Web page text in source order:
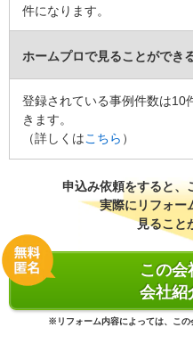
件になります。
ホームプロで見ることができ
登録されている事例件数は10
きます。
（詳しくはこちら ）
申込み依頼をすると、
実際にリフォー
見ること
この会
会社紹
※リフォーム内容によっては、この